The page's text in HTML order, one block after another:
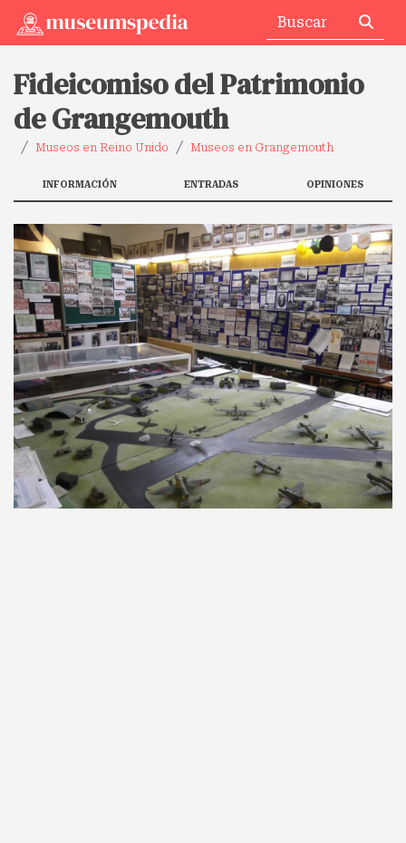
Fideicomiso del Patrimonio
de Grangemouth
Museos en Reino Unido Museos en Grangemouth
INFORMACIÓN ENTRADAS OPINIONES